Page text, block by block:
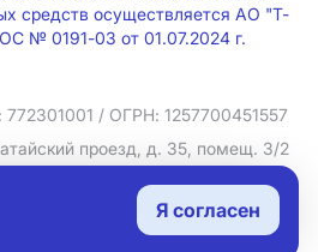
средств осуществляется АО "Т-
№ 0191-03 от 01.07.2024 г.
/ ОГРН: 1257700451557
проезд, д. 35, помещ. 3/2
персональных данных
Я согласен